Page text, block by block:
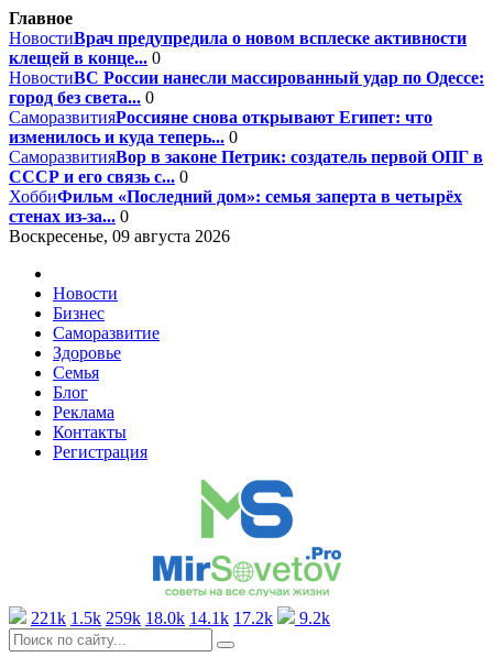
Главное
НовостиВрач предупредила о новом всплеске активности
клещей в конце... 0
НовостиВС России нанесли массированный удар по Одессе:
город без света... 0
СаморазвитияРоссияне снова открывают Египет: что
изменилось и куда теперь... 0
СаморазвитияВор в законе Петрик: создатель первой ОПГ в
СССР и его связь с... 0
ХоббиФильм «Последний дом»: семья заперта в четырёх
стенах из-за... 0
Воскресенье, 09 августа 2026
Новости
Бизнес
Саморазвитие
Здоровье
Семья
Блог
Реклама
Контакты
Регистрация
221k 1.5k 259k 18.0k 14.1k 17.2k 9.2k